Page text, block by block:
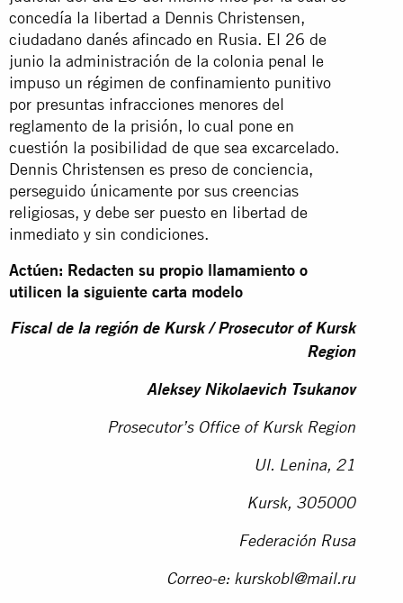
concedía la libertad a Dennis Christensen,
ciudadano danés afincado en Rusia. El 26 de
junio la administración de la colonia penal le
impuso un régimen de confinamiento punitivo
por presuntas infracciones menores del
reglamento de la prisión, lo cual pone en
cuestión la posibilidad de que sea excarcelado.
Dennis Christensen es preso de conciencia,
perseguido únicamente por sus creencias
religiosas, y debe ser puesto en libertad de
inmediato y sin condiciones.
Actúen: Redacten su propio llamamiento o
utilicen la siguiente carta modelo
Fiscal de la región de Kursk / Prosecutor of Kursk
Region
Aleksey Nikolaevich Tsukanov
Prosecutor’s Office of Kursk Region
Ul. Lenina, 21
Kursk, 305000
Federación Rusa
Correo-e: kurskobl@mail.ru